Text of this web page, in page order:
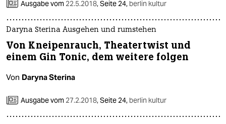
verlag
veranstaltungen
shop
fragen & hilfe
unterstützen
Ausgabe vom 22.5.2018,Seite 24, berlin kultur
Daryna Sterina Ausgehen und rumstehen
Von Kneipenrauch, Theatertwist und
einem Gin Tonic, dem weitere folgen
Von Daryna Sterina
Ausgabe vom 27.2.2018,Seite 24, berlin kultur